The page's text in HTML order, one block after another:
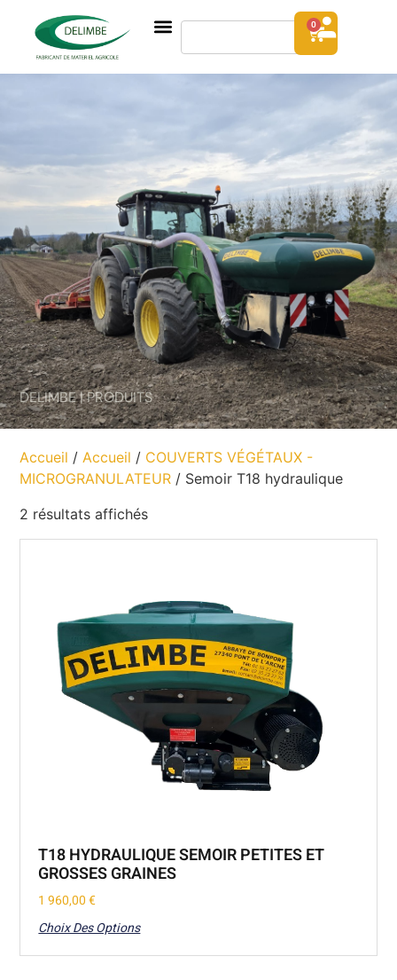
0
DELIMBE | PRODUITS
Accueil /Accueil / COUVERTS VÉGÉTAUX -
MICROGRANULATEUR / Semoir T18 hydraulique
2 résultats affichés
T18 HYDRAULIQUE SEMOIR PETITES ET
GROSSES GRAINES
1 960,00€
Choix Des Options